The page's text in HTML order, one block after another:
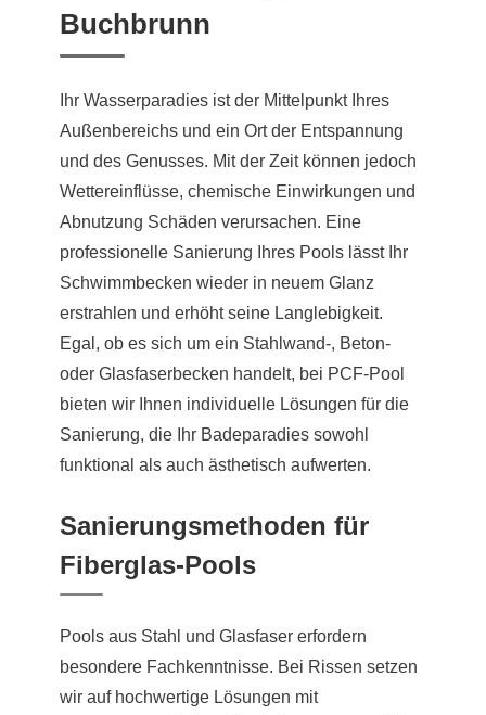
Buchbrunn
Ihr Wasserparadies ist der Mittelpunkt Ihres
Außenbereichs und ein Ort der Entspannung
und des Genusses. Mit der Zeit können jedoch
Wettereinflüsse, chemische Einwirkungen und
Abnutzung Schäden verursachen. Eine
professionelle Sanierung Ihres Pools lässt Ihr
Schwimmbecken wieder in neuem Glanz
erstrahlen und erhöht seine Langlebigkeit.
Egal, ob es sich um ein Stahlwand-, Beton-
oder Glasfaserbecken handelt, bei PCF-Pool
bieten wir Ihnen individuelle Lösungen für die
Sanierung, die Ihr Badeparadies sowohl
funktional als auch ästhetisch aufwerten.
Sanierungsmethoden für
Fiberglas-Pools
Pools aus Stahl und Glasfaser erfordern
besondere Fachkenntnisse. Bei Rissen setzen
wir auf hochwertige Lösungen mit